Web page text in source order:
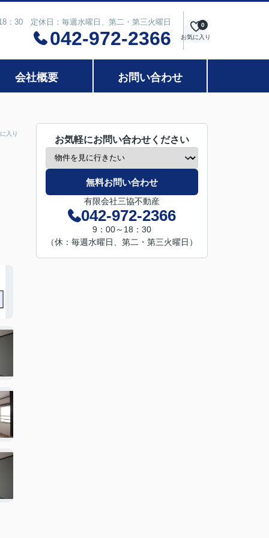
：30 定休日：毎週水曜日、第二・第三火曜日
042-972-2366 お気に入り
0
会社概要 お問い合わせ
入り
お気軽にお問い合わせください
無料お問い合わせ
有限会社三協不動産
042-972-2366
9：00～18：30
（休：毎週水曜日、第二・第三火曜日）